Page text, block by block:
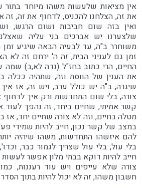
אין מציאות שלעשות משהו מיוחד בתור
את זה, הצלחנו להכניס, לדחוף את זה, זה
ואין בזה שום חביבות ושום הרגש,
שלצערנו יש אברכים בני עליה
משוחרר ב"ה, עד לבעיה הבאה שיגיע זמן
זמן גם לעניני הבית, זה ה' ירחם זה לא
החיים, הרי כתוב בחז"ל (נדה לא,ב) שמה
את הענין של הווסת וזה, שתהיה ככלה
שיגרה, ב"ה יש כולל ערב, ויש זה, אז
צורה, בלי שום התחדשות ורק איך
קשר אמיתי, שחיים ביחד, זה נהפך לעוד
מטלה בחיים, וזה לא צורה שחיים יחד, אז
במצב של קשר נכון, חייב להיות שמידי
להם איזשהו התחדשות, משהו שיהיה
בלי עול, בלי עול שצריך לגמור כבר,
חייב להיות דוקא בבתי מלון אפשר
צורה שלא עייפים ויש עוד רעננות,
חשבון משהו, זה לא יכול להיות בתוך הסדר